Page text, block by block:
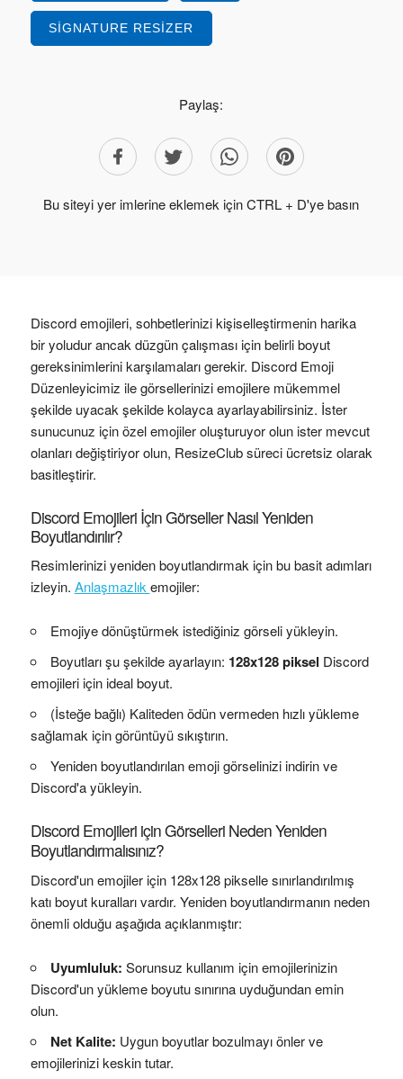
SIGNATURE RESIZER
Paylaş:
Bu siteyi yer imlerine eklemek için CTRL + D'ye basın
Discord emojileri, sohbetlerinizi kişiselleştirmenin harika
bir yoludur ancak düzgün çalışması için belirli boyut
gereksinimlerini karşılamaları gerekir. Discord Emoji
Düzenleyicimiz ile görsellerinizi emojilere mükemmel
şekilde uyacak şekilde kolayca ayarlayabilirsiniz. İster
sunucunuz için özel emojiler oluşturuyor olun ister mevcut
olanları değiştiriyor olun, ResizeClub süreci ücretsiz olarak
basitleştirir.
Discord Emojileri İçin Görseller Nasıl Yeniden
Boyutlandırılır?
Resimlerinizi yeniden boyutlandırmak için bu basit adımları
izleyin. Anlaşmazlık emojiler:
Emojiye dönüştürmek istediğiniz görseli yükleyin.
Boyutları şu şekilde ayarlayın: 128x128 piksel Discord
emojileri için ideal boyut.
(İsteğe bağlı) Kaliteden ödün vermeden hızlı yükleme
sağlamak için görüntüyü sıkıştırın.
Yeniden boyutlandırılan emoji görselinizi indirin ve
Discord'a yükleyin.
Discord Emojileri için Görselleri Neden Yeniden
Boyutlandırmalısınız?
Discord'un emojiler için 128x128 pikselle sınırlandırılmış
katı boyut kuralları vardır. Yeniden boyutlandırmanın neden
önemli olduğu aşağıda açıklanmıştır:
Uyumluluk: Sorunsuz kullanım için emojilerinizin
Discord'un yükleme boyutu sınırına uyduğundan emin
olun.
Net Kalite: Uygun boyutlar bozulmayı önler ve
emojilerinizi keskin tutar.